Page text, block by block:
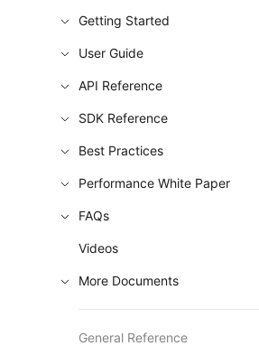
Getting Started
User Guide
API Reference
SDK Reference
Best Practices
Performance White Paper
FAQs
Videos
More Documents
General Reference